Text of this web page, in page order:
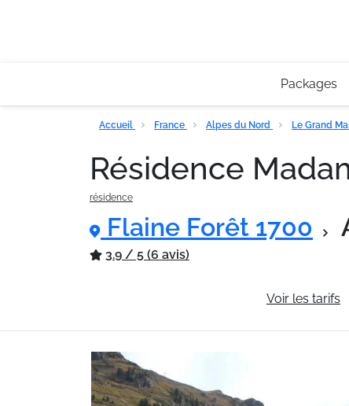
Packages
Accueil France Alpes du Nord Le Grand
Résidence
résidence
Flaine Forêt 1700
3.9 / 5 (6 avis)
Voir les tarifs